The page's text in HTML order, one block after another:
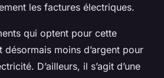
les factures électriques.
qui optent pour cette
désormais moins d’argent pour
D’ailleurs, il s’agit d’une